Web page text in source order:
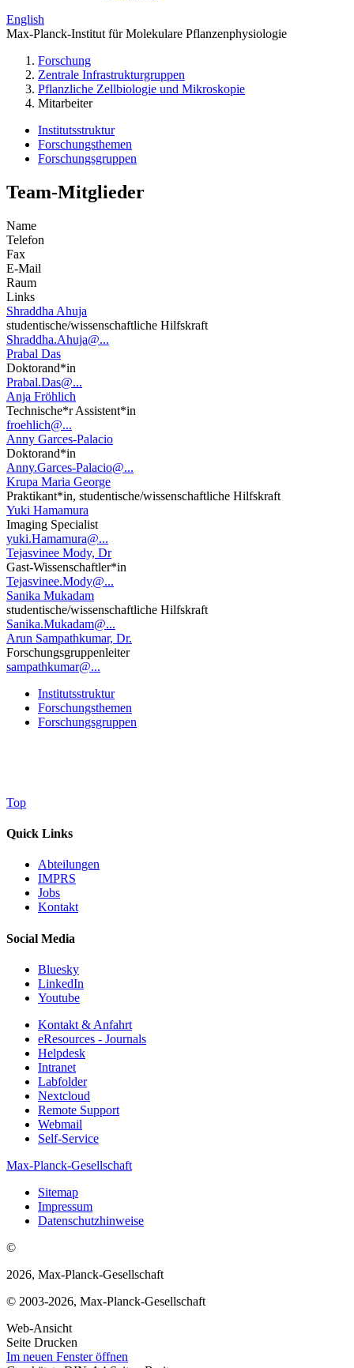
English
Max-Planck-Institut für Molekulare Pflanzenphysiologie
Forschung
Zentrale Infrastrukturgruppen
Pflanzliche Zellbiologie und Mikroskopie
Mitarbeiter
Institutsstruktur
Forschungsthemen
Forschungsgruppen
Team-Mitglieder
Name
Telefon
Fax
E-Mail
Raum
Links
Shraddha Ahuja
studentische/wissenschaftliche Hilfskraft
Shraddha.Ahuja@...
Prabal Das
Doktorand*in
Prabal.Das@...
Anja Fröhlich
Technische*r Assistent*in
froehlich@...
Anny Garces-Palacio
Doktorand*in
Anny.Garces-Palacio@...
Krupa Maria George
Praktikant*in, studentische/wissenschaftliche Hilfskraft
Yuki Hamamura
Imaging Specialist
yuki.Hamamura@...
Tejasvinee Mody, Dr
Gast-Wissenschaftler*in
Tejasvinee.Mody@...
Sanika Mukadam
studentische/wissenschaftliche Hilfskraft
Sanika.Mukadam@...
Arun Sampathkumar, Dr.
Forschungsgruppenleiter
sampathkumar@...
Institutsstruktur
Forschungsthemen
Forschungsgruppen
Top
Quick Links
Abteilungen
IMPRS
Jobs
Kontakt
Social Media
Bluesky
LinkedIn
Youtube
Kontakt & Anfahrt
eResources - Journals
Helpdesk
Intranet
Labfolder
Nextcloud
Remote Support
Webmail
Self-Service
Max-Planck-Gesellschaft
Sitemap
Impressum
Datenschutzhinweise
©
2026, Max-Planck-Gesellschaft
© 2003-2026, Max-Planck-Gesellschaft
Web-Ansicht
Seite Drucken
Im neuen Fenster öffnen